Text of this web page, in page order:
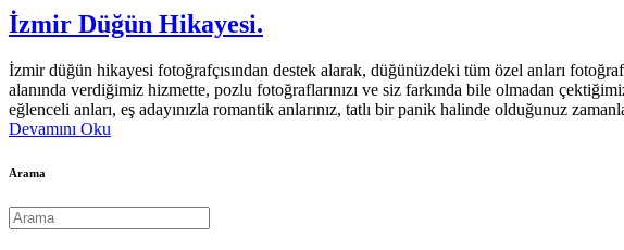
İzmir Düğün Hikayesi.
İzmir düğün hikayesi fotoğrafçısından destek alarak, düğünüzdeki tüm özel anları
alanında verdiğimiz hizmette, pozlu fotoğraflarınızı ve siz farkında bile olmadan
eğlenceli anları, eş adayınızla romantik anlarınız, tatlı bir panik halinde olduğunuz
Devamını Oku
Arama